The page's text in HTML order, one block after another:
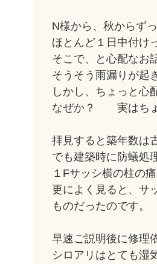
N様から、秋からず
ほとんど１日中付け
そこで、と心配なお
そうそう雨漏りが起
しかし、ちょっと心
なぜか？ 実はちょ
拝見すると築年数は
でも建築時に防蟻
１Fサッシ横の柱の
更によく見ると、サ
ものだったのです。
早速ご説明後に修理
シロアリはとても湿